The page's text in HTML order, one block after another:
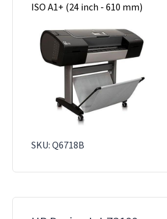
ISO A1+ (24 inch - 610 mm)
SKU: Q6718B